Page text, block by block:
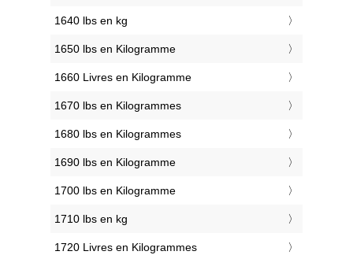
1640 lbs en kg
1650 lbs en Kilogramme
1660 Livres en Kilogramme
1670 lbs en Kilogrammes
1680 lbs en Kilogrammes
1690 lbs en Kilogramme
1700 lbs en Kilogramme
1710 lbs en kg
1720 Livres en Kilogrammes